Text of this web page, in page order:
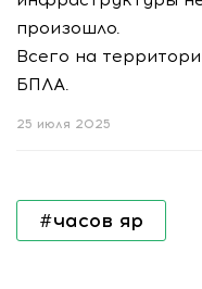
произошло.
Всего на
БПЛА.
25 июля 2025
#часов яр